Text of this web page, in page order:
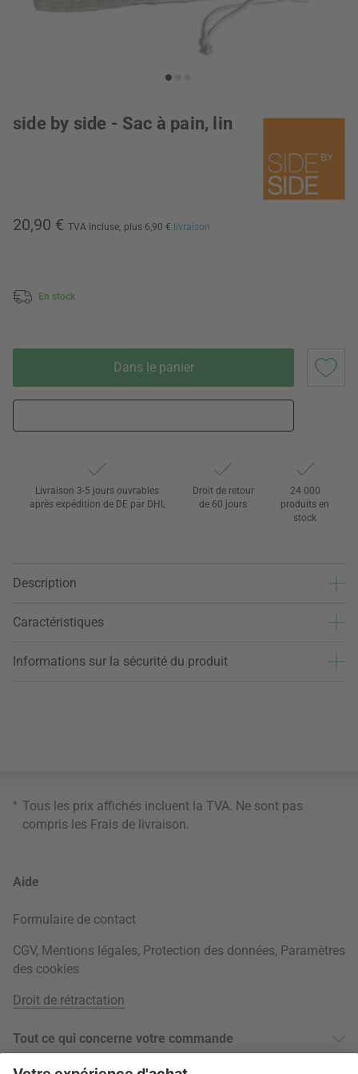
side by side - Sac à pain, lin
20,90 € TVA incluse, plus 6,90 € livraison
En stock
Dans le panier
Livraison 3-5 jours ouvrables
après expédition de DE par DHL
Droit de retour
de 60 jours
24 000
produits en
stock
Description
Caractéristiques
Informations sur la sécurité du produit
* Tous les prix affichés incluent la TVA. Ne sont pas
compris les Frais de livraison
Aide
Formulaire de contact
CGV, Mentions légales, Protection des données, Paramètres
des cookies
Droit de rétractation
Tout ce qui concerne votre commande